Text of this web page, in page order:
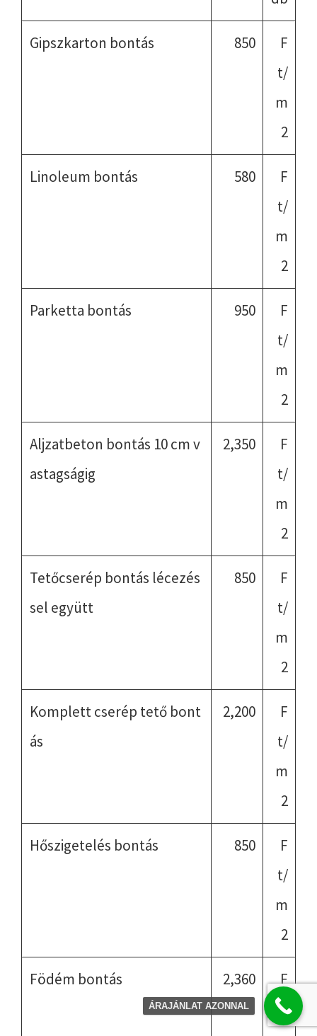
Gipszkarton bontás 850
F
t/
m
2
Linoleum bontás 580
F
t/
m
2
Parketta bontás 950
F
t/
m
2
Aljzatbeton bontás 10 cm v
astagságig
2,350
F
t/
m
2
Tetőcserép bontás lécezés
sel együtt
850
F
t/
m
2
Komplett cserép tető bont
ás
2,200
F
t/
m
2
Hőszigetelés bontás 850
F
t/
m
2
Födém bontás 2,360
F
t/
ÁRAJÁNLAT AZONNAL